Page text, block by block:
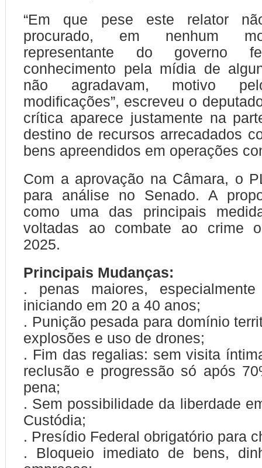
“Em que pese este relator
procurado, em nenhum
representante do governo
conhecimento pela mídia de
não agradavam, motivo
modificações”, escreveu o
crítica aparece justamente na
destino de recursos arrecadados
bens apreendidos em operações
Com a aprovação na Câmara, o
para análise no Senado. A
como uma das principais
voltadas ao combate ao crime
2025.
Principais Mudanças:
. penas maiores,
iniciando em 20 a 40 anos;
. Punição pesada para domínio
explosões e uso de drones;
. Fim das regalias: sem visita
reclusão e progressão só após
pena;
. Sem possibilidade da liberdade
Custódia;
. Presídio Federal obrigatório para
. Bloqueio imediato de bens,